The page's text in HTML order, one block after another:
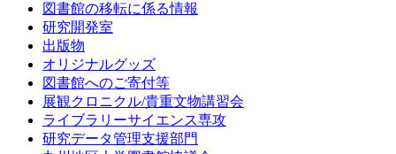
図書館の移転に係る情報
研究開発室
出版物
オリジナルグッズ
図書館へのご寄付等
展観クロニクル/貴重文物講習会
ライブラリーサイエンス専攻
研究データ管理支援部門